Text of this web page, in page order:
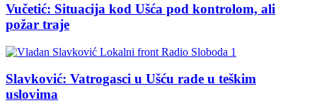
Vučetić: Situacija kod Ušća pod kontrolom, ali
požar traje
Slavković: Vatrogasci u Ušću rade u teškim
uslovima